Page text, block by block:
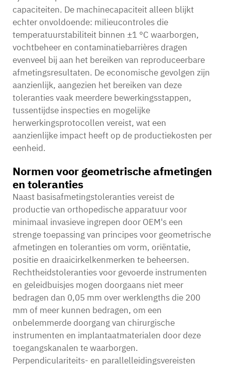
capaciteiten. De machinecapaciteit alleen blijkt
echter onvoldoende: milieucontroles die
temperatuurstabiliteit binnen ±1 °C waarborgen,
vochtbeheer en contaminatiebarrières dragen
evenveel bij aan het bereiken van reproduceerbare
afmetingsresultaten. De economische gevolgen zijn
aanzienlijk, aangezien het bereiken van deze
toleranties vaak meerdere bewerkingsstappen,
tussentijdse inspecties en mogelijke
herwerkingsprotocollen vereist, wat een
aanzienlijke impact heeft op de productiekosten per
eenheid.
Normen voor geometrische afmetingen
en toleranties
Naast basisafmetingstoleranties vereist de
productie van orthopedische apparatuur voor
minimaal invasieve ingrepen door OEM's een
strenge toepassing van principes voor geometrische
afmetingen en toleranties om vorm, oriëntatie,
positie en draaicirkelkenmerken te beheersen.
Rechtheidstoleranties voor gevoerde instrumenten
en geleidbuisjes mogen doorgaans niet meer
bedragen dan 0,05 mm over werklengths die 200
mm of meer kunnen bedragen, om een
onbelemmerde doorgang van chirurgische
instrumenten en implantaatmaterialen door deze
toegangskanalen te waarborgen.
Perpendiculariteits- en parallelleidingsvereisten